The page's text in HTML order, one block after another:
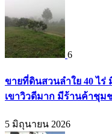
6
ขายที่ดินสวนลำใย 40 ไร่
เขาวิวดีมาก มีร้านค้าชุม
5 มิถุนายน 2026